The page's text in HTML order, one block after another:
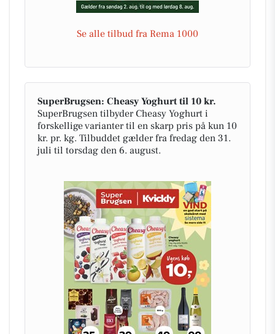
Se alle tilbud fra Rema 1000
SuperBrugsen: Cheasy Yoghurt til 10 kr.
SuperBrugsen tilbyder Cheasy Yoghurt i
forskellige varianter til en skarp pris på kun 10
kr. pr. kg. Tilbuddet gælder fra fredag den 31.
juli til torsdag den 6. august.